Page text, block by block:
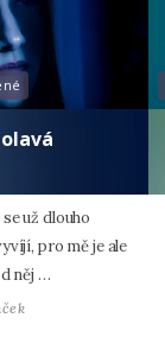
už dlouho
pro mě je ale
něj …